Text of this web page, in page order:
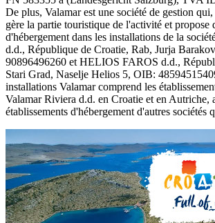
De plus, Valamar est une société de gestion
gère la partie touristique de l'activité et propose
d'hébergement dans les installations de la
d.d., République de Croatie, Rab, Jurja
90896496260 et HELIOS FAROS d.d.,
Stari Grad, Naselje Helios 5, OIB:
installations Valamar comprend les
Valamar Riviera d.d. en Croatie et en Autriche,
établissements d'hébergement d'autres sociétés